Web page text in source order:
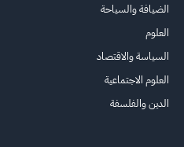
الضيافة والسياحة
العلوم
السياسة والاقتصاد
العلوم الاجتماعية
الدين والفلسفة